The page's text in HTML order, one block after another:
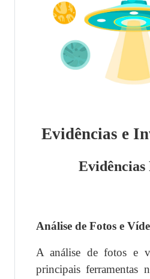
Evidências e
Evidências
Análise de Fotos e
A análise de fotos e
principais ferramentas